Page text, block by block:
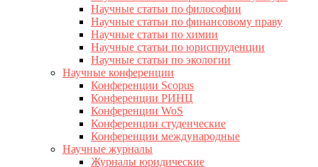
Научные статьи по философии
Научные статьи по финансовому праву
Научные статьи по химии
Научные статьи по юриспруденции
Научные статьи по экологии
Научные конференции
Конференции Scopus
Конференции РИНЦ
Конференции WoS
Конференции студенческие
Конференции международные
Научные журналы
Журналы юридические